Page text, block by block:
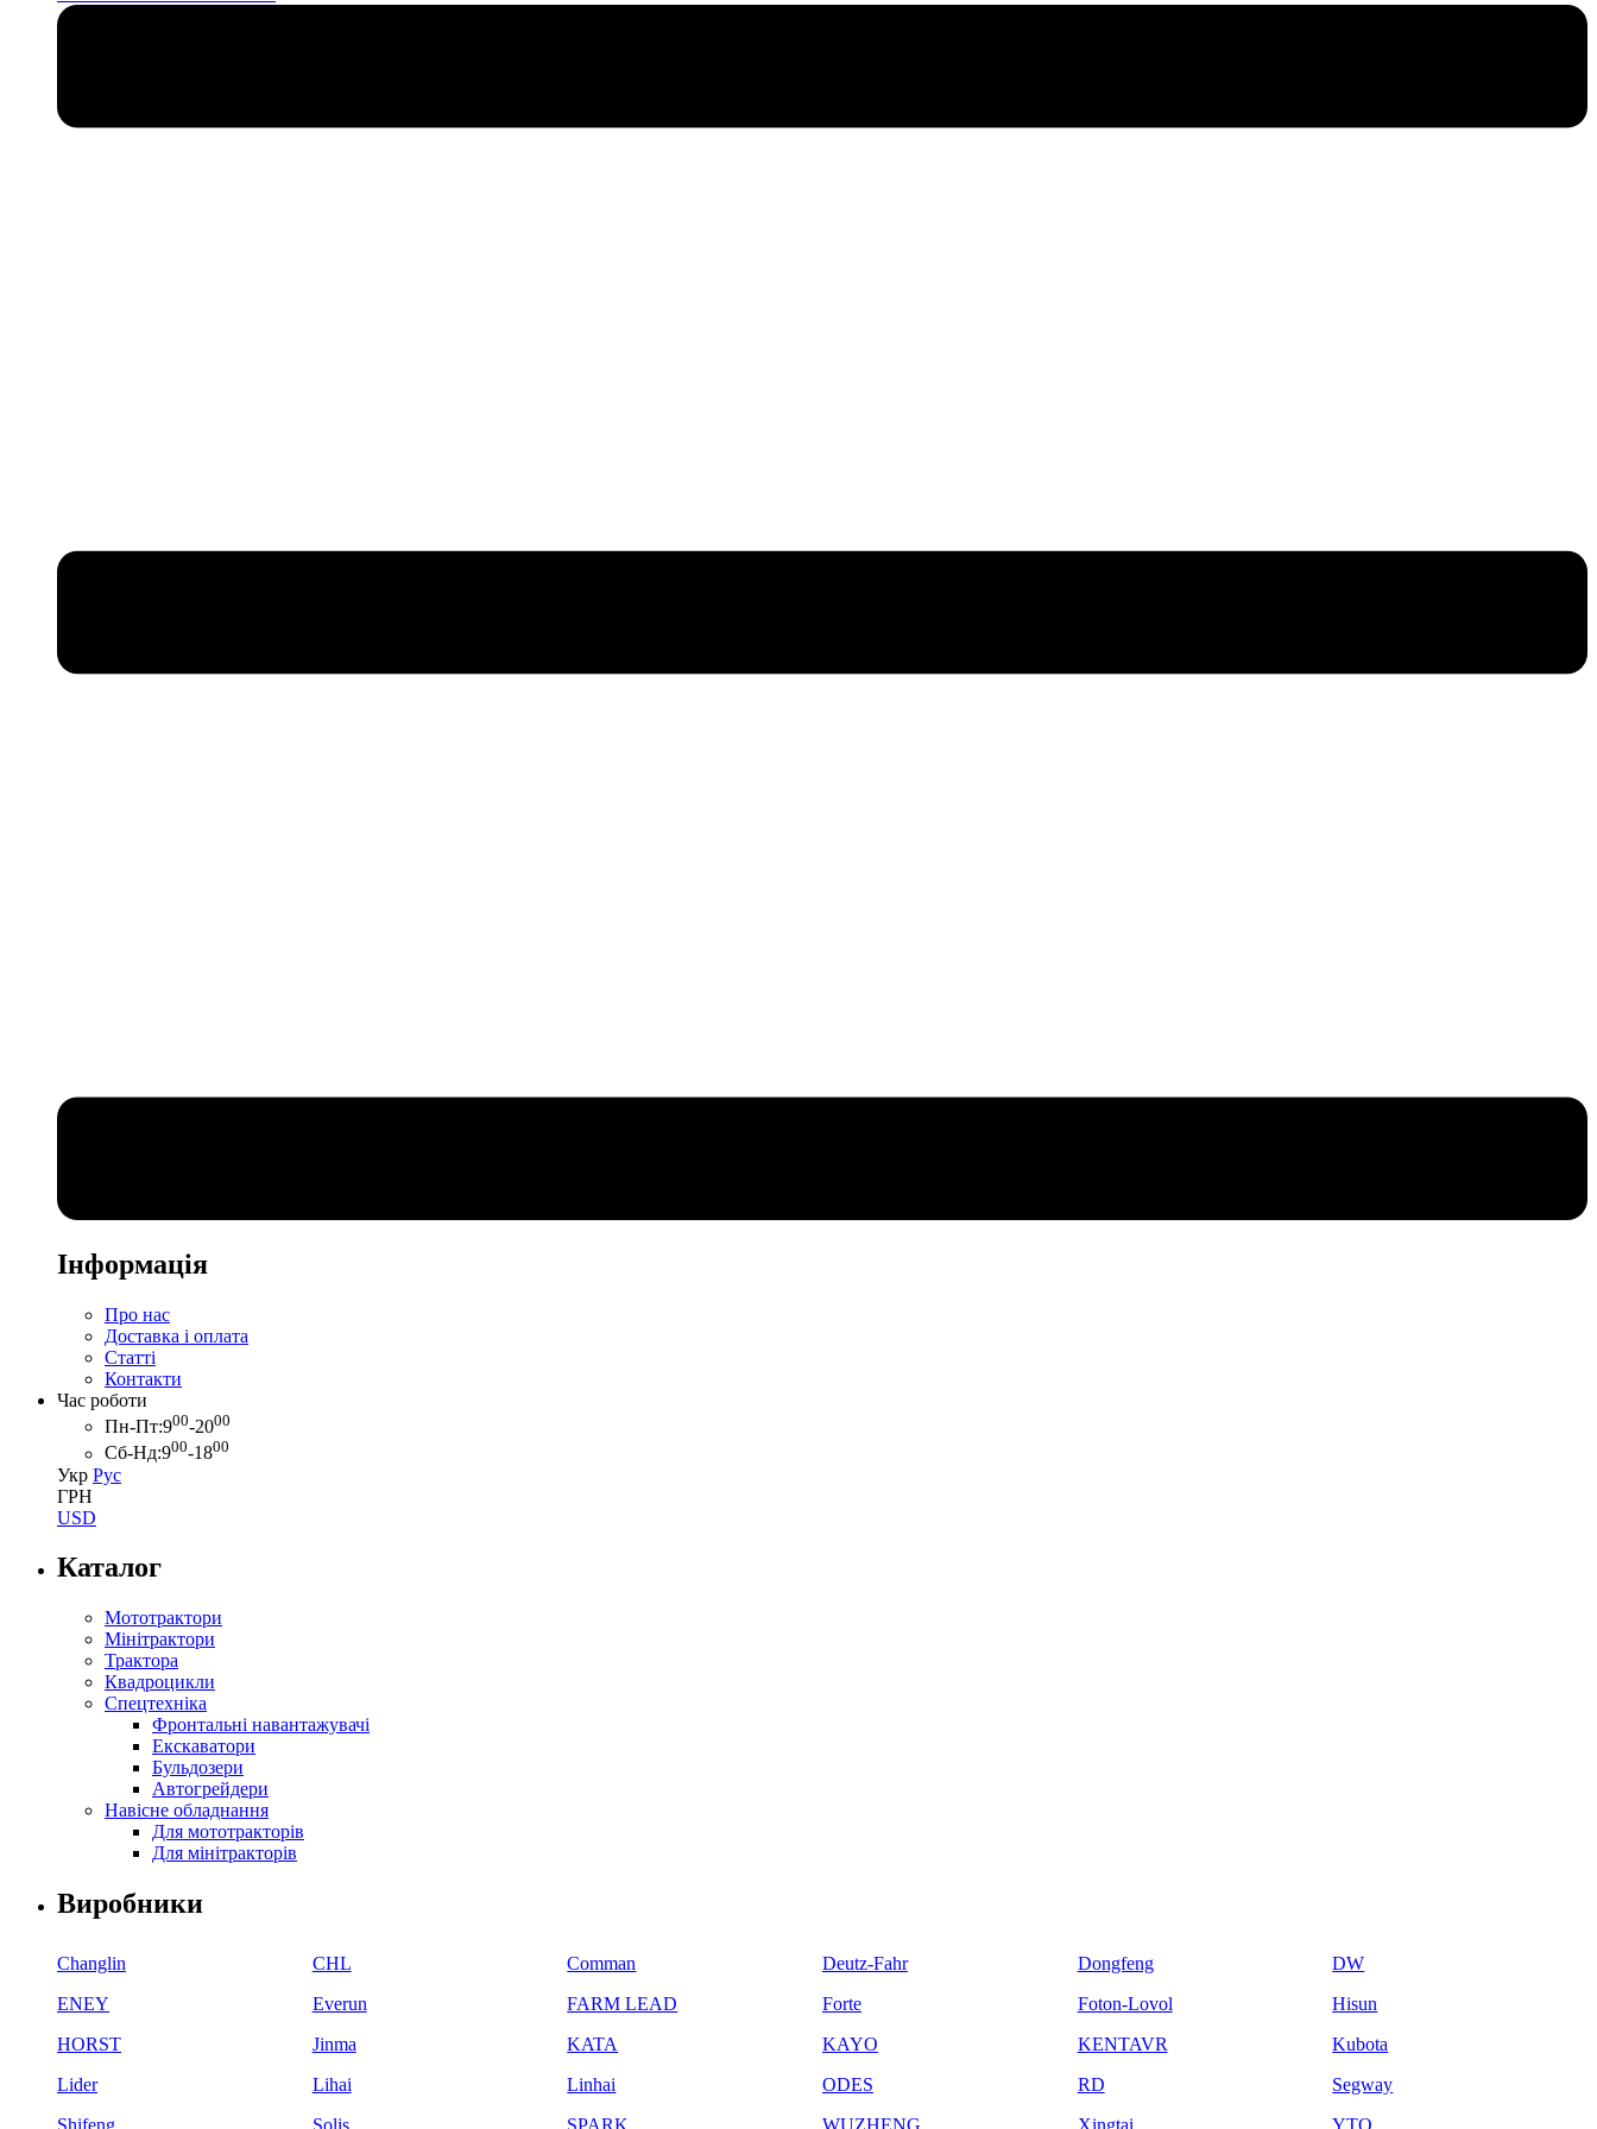
Інформація
Про нас
Доставка і оплата
Статті
Контакти
Час роботи
Пн-Пт:900-2000
Сб-Нд:900-1800
Укр Рус
ГРН
USD
Каталог
Мототрактори
Мінітрактори
Трактора
Квадроцикли
Спецтехніка
Фронтальні навантажувачі
Екскаватори
Бульдозери
Автогрейдери
Навісне обладнання
Для мототракторів
Для мінітракторів
Виробники
Changlin CHL Comman Deutz-Fahr Dongfeng
DW
ENEY
Everun FARM LEAD Forte Foton-Lovol
Hisun
HORST
Jinma KATA KAYO KENTAVR
Kubota
Lider
Lihai Linhai ODES RD
Segway